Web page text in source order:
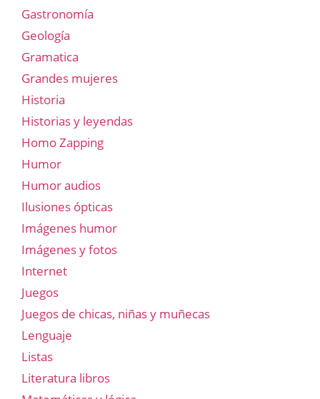
Gastronomía
Geología
Gramatica
Grandes mujeres
Historia
Historias y leyendas
Homo Zapping
Humor
Humor audios
Ilusiones ópticas
Imágenes humor
Imágenes y fotos
Internet
Juegos
Juegos de chicas, niñas y muñecas
Lenguaje
Listas
Literatura libros